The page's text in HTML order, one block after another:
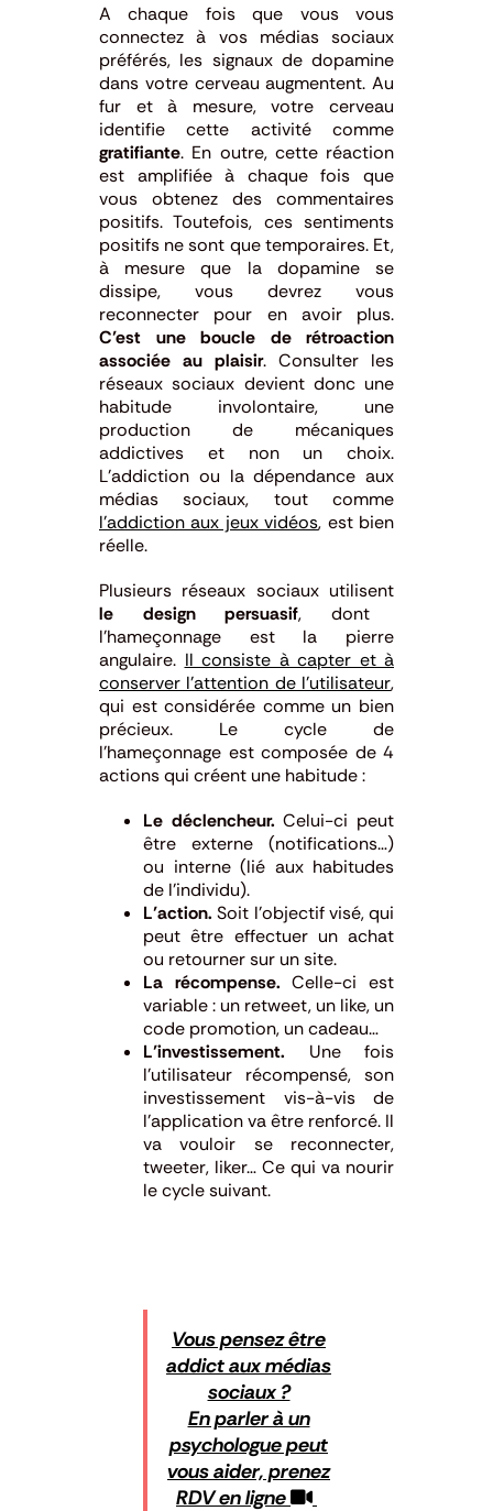
A chaque fois que vous vous
connectez à vos médias sociaux
préférés, les signaux de dopamine
dans votre cerveau augmentent. Au
fur et à mesure, votre cerveau
identifie cette activité comme
gratifiante. En outre, cette réaction
est amplifiée à chaque fois que
vous obtenez des commentaires
positifs. Toutefois, ces sentiments
positifs ne sont que temporaires. Et,
à mesure que la dopamine se
dissipe, vous devrez vous
reconnecter pour en avoir plus.
C’est une boucle de rétroaction
associée au plaisir. Consulter les
réseaux sociaux devient donc une
habitude involontaire, une
production de mécaniques
addictives et non un choix.
L’addiction ou la dépendance aux
médias sociaux, tout comme
l’addiction aux jeux vidéos, est bien
réelle.
Plusieurs réseaux sociaux utilisent
le design persuasif, dont
l’hameçonnage est la pierre
angulaire. Il consiste à capter et à
conserver l’attention de l’utilisateur,
qui est considérée comme un bien
précieux. Le cycle de
l’hameçonnage est composée de 4
actions qui créent une habitude :
Le déclencheur.Celui-ci peut
être externe (notifications…)
ou interne (lié aux habitudes
de l’individu).
L’action. Soit l’objectif visé, qui
peut être effectuer un achat
ou retourner sur un site.
La récompense.Celle-ci est
variable : un retweet, un like, un
code promotion, un cadeau…
L’investissement. Une fois
l’utilisateur récompensé, son
investissement vis-à-vis de
l’application va être renforcé. Il
va vouloir se reconnecter,
tweeter, liker… Ce qui va nourir
le cycle suivant.
Vous pensez être
addict aux médias
sociaux ?
En parler à un
psychologue peut
vous aider, prenez
RDV en ligne